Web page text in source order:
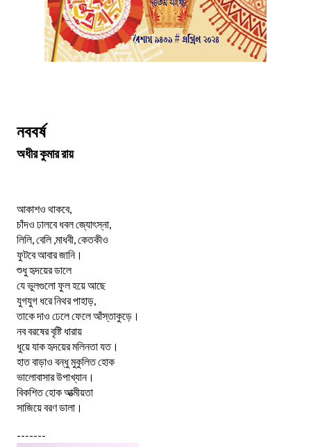
নববর্ষ
অধীর কুমার রায়
আকাশও থাকবে,
চাঁদও ঢালবে ধবল জ্যোৎস্না,
লিলি, বেলি ,মাধবী, কেতকীও
ফুটবে আবার জানি।
শুধু হৃদয়ের ডালে
যে ভুলগুলো ফুল হয়ে আছে
যুগযুগ ধরে নিথর পাহাড়,
তাকে দাও ঢেলে ফেলে আঁস্তাকুড়ে।
নব বরষের বৃষ্টি ধারায়
ধুয়ে যাক হৃদয়ের মলিনতা যত।
হাত বাড়াও বন্ধু মুকুলিত হোক
ভালোবাসার উপাখ্যান।
বিকশিত হোক আত্মীয়তা
সাজিয়ে বরণ ডালা।
-------